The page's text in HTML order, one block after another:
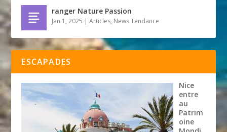
ranger Nature Passion
Jan 1, 2025 |Articles, News Tendance
ESCAPADES
Nice
entre
au
Patrim
oine